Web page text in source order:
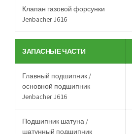
Клапан газовой форсунки
Jenbacher J616
ЗАПАСНЫЕ ЧАСТИ
Главный подшипник /
основной подшипник
Jenbacher J616
Подшипник шатуна /
шатунный подшипник